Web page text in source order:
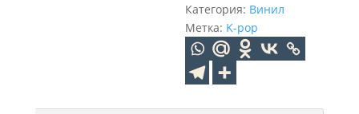
Категория: Винил
Метка: K-pop